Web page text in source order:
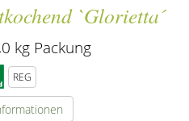
`Glorietta´
kg Packung
REG